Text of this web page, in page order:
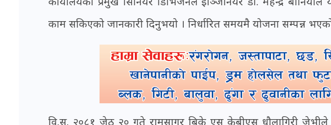
काम सकिएको जानकारी दिनुभयो । निर्धारित समयमै योजना सम्पन्न
वि.स. २०८१ जेठ २० गते रामसागर बिके एस केबीएस धौलागिरी